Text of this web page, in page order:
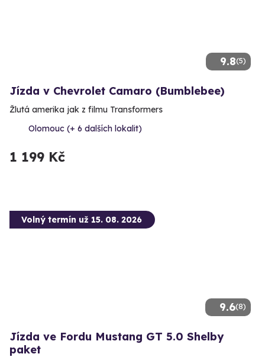
9.8(5)
Jízda v Chevrolet Camaro (Bumblebee)
Žlutá amerika jak z filmu Transformers
Olomouc (+ 6 dalších lokalit)
1 199 Kč
9.6(8)
Volný termín už 15. 08. 2026
Jízda ve Fordu Mustang GT 5.0 Shelby
paket